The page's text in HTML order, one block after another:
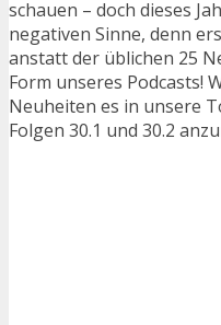
schauen – doch dieses
negativen Sinne, denn
anstatt der üblichen 25
Form unseres Podcasts!
Neuheiten es in unsere
Folgen 30.1 und 30.2